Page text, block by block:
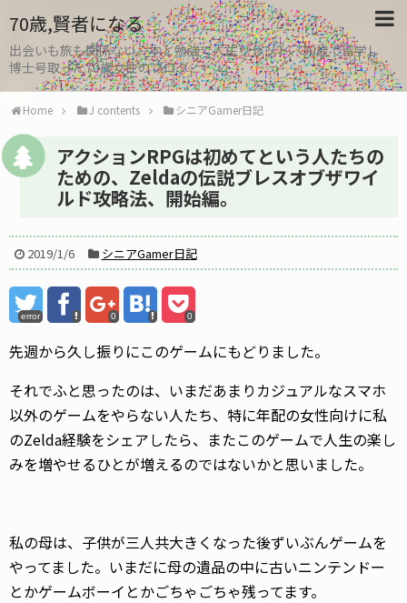
70歳,賢者になる
出会いも旅も関係ない。本と勉強で人生リセット、30歳で留学し
博士号取った70歳女性のブログ
Home J contents シニアGamer日記
アクションRPGは初めてという人たちの
ための、Zeldaの伝説ブレスオブザワイ
ルド攻略法、開始編。
2019/1/6 シニアGamer日記
error 0 0
先週から久し振りにこのゲームにもどりました。
それでふと思ったのは、いまだあまりカジュアルなスマホ
以外のゲームをやらない人たち、特に年配の女性向けに私
のZelda経験をシェアしたら、またこのゲームで人生の楽し
みを増やせるひとが増えるのではないかと思いました。
私の母は、子供が三人共大きくなった後ずいぶんゲームを
やってました。いまだに母の遺品の中に古いニンテンドー
とかゲームボーイとかごちゃごちゃ残ってます。